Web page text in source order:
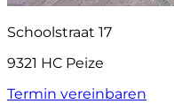
Schoolstraat 17
9321 HC Peize
Termin vereinbaren